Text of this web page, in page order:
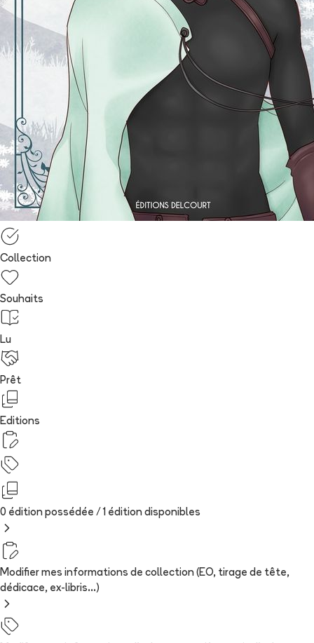
Collection
Souhaits
Lu
Prêt
Editions
0 édition possédée / 1 édition disponibles
Modifier mes informations de collection (EO, tirage de tête,
dédicace, ex-libris...)